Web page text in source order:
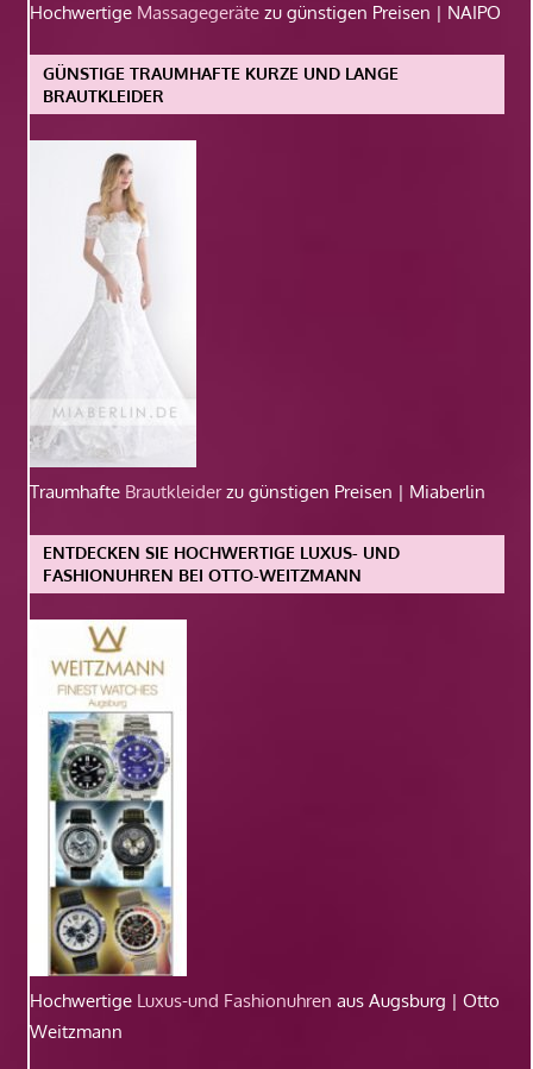
Hochwertige Massagegeräte zu günstigen Preisen | NAIPO
GÜNSTIGE TRAUMHAFTE KURZE UND LANGE
BRAUTKLEIDER
Traumhafte Brautkleiderzu günstigen Preisen | Miaberlin
ENTDECKEN SIE HOCHWERTIGE LUXUS- UND
FASHIONUHREN BEI OTTO-WEITZMANN
Hochwertige Luxus-und Fashionuhren aus Augsburg | Otto
Weitzmann